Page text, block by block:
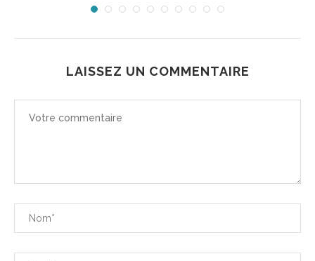
LAISSEZ UN COMMENTAIRE